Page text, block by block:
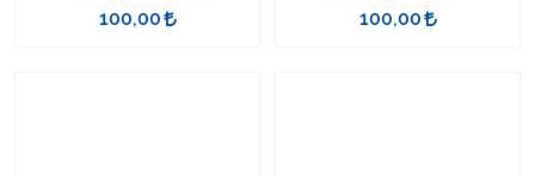
Sarf Malzemeleri
100,00 100,00